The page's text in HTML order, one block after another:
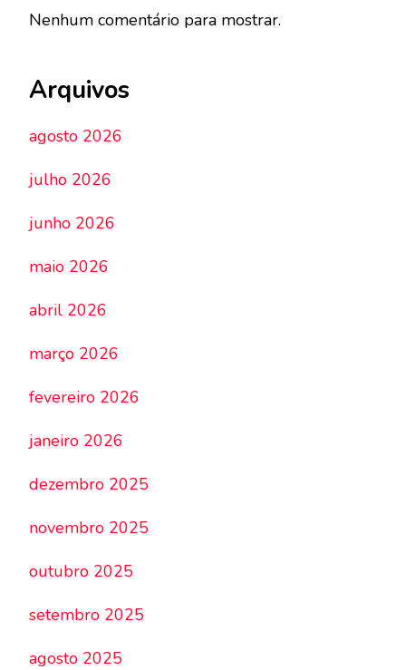
Nenhum comentário para mostrar.
Arquivos
agosto 2026
julho 2026
junho 2026
maio 2026
abril 2026
março 2026
fevereiro 2026
janeiro 2026
dezembro 2025
novembro 2025
outubro 2025
setembro 2025
agosto 2025